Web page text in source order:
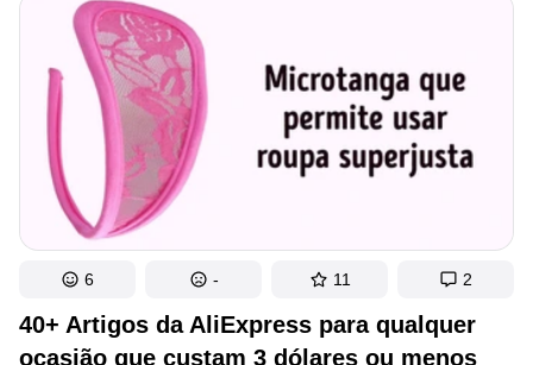
do tamanho errado a até mesmo algo totalmente diferente, que
beira o absurdo!
40+ Artigos da AliExpress para qualquer
ocasião que custam 3 dólares ou menos
6 - 11 2